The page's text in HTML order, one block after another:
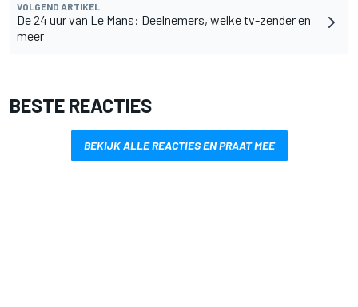
VOLGEND ARTIKEL
De 24 uur van Le Mans: Deelnemers, welke tv-zender en
meer
BESTE REACTIES
BEKIJK ALLE REACTIES EN PRAAT MEE